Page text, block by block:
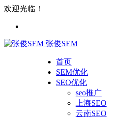
欢迎光临！
张俊SEM
首页
SEM优化
SEO优化
seo推广
上海SEO
云南SEO